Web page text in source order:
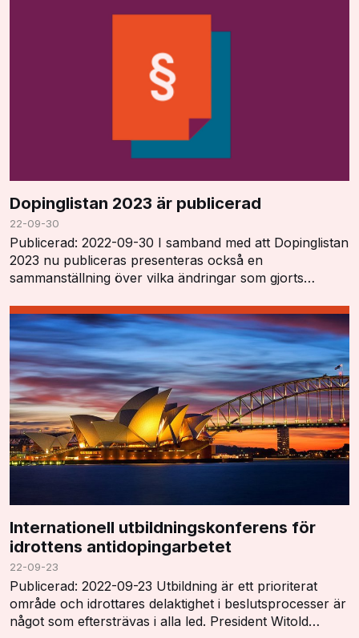
Dopinglistan 2023 är publicerad
22-09-30
Publicerad: 2022-09-30 I samband med att Dopinglistan
2023 nu publiceras presenteras också en
sammanställning över vilka ändringar som gjorts
Notes". …
Internationell utbildningskonferens för
idrottens antidopingarbetet
22-09-23
Publicerad: 2022-09-23 Utbildning är ett prioriterat
område och idrottares delaktighet i beslutsprocesser är
något som eftersträvas i alla led. President Witold